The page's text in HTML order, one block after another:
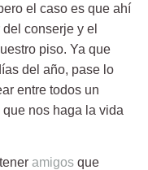
el caso es que ahí
conserje y el
piso. Ya que
del año, pase lo
entre todos un
que nos haga la vida
amigos que